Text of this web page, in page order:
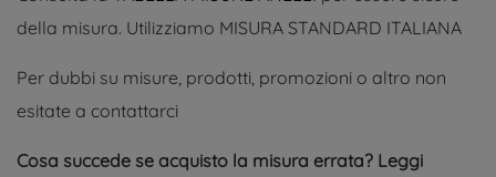
della misura. Utilizziamo MISURA STANDARD ITALIANA
Per dubbi su misure, prodotti, promozioni o altro non
esitate a contattarci
Cosa succede se acquisto la misura errata? Leggi